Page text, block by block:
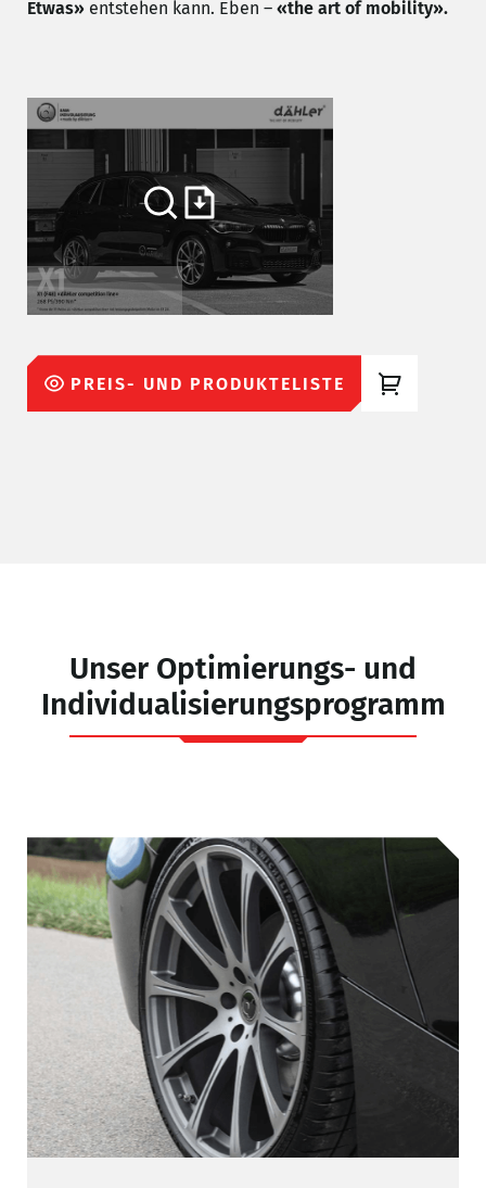
Etwas» entstehen kann. Eben – «the art of mobility».
PREIS- UND PRODUKTELISTE
Unser Optimierungs- und
Individualisierungsprogramm